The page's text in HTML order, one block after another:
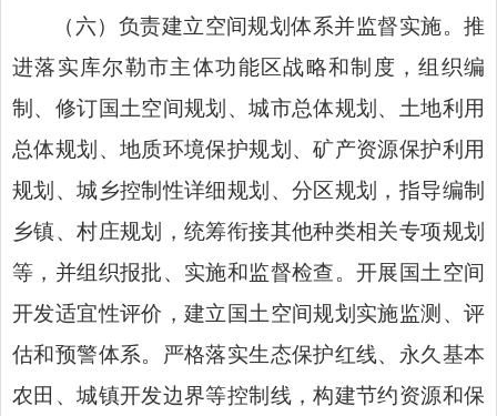
（六）负责建立空间规划体系并监督实施。推
进落实库尔勒市主体功能区战略和制度，组织编
制、修订国土空间规划、城市总体规划、土地利用
总体规划、地质环境保护规划、矿产资源保护利用
规划、城乡控制性详细规划、分区规划，指导编制
乡镇、村庄规划，统筹衔接其他种类相关专项规划
等，并组织报批、实施和监督检查。开展国土空间
开发适宜性评价，建立国土空间规划实施监测、评
估和预警体系。严格落实生态保护红线、永久基本
农田、城镇开发边界等控制线，构建节约资源和保